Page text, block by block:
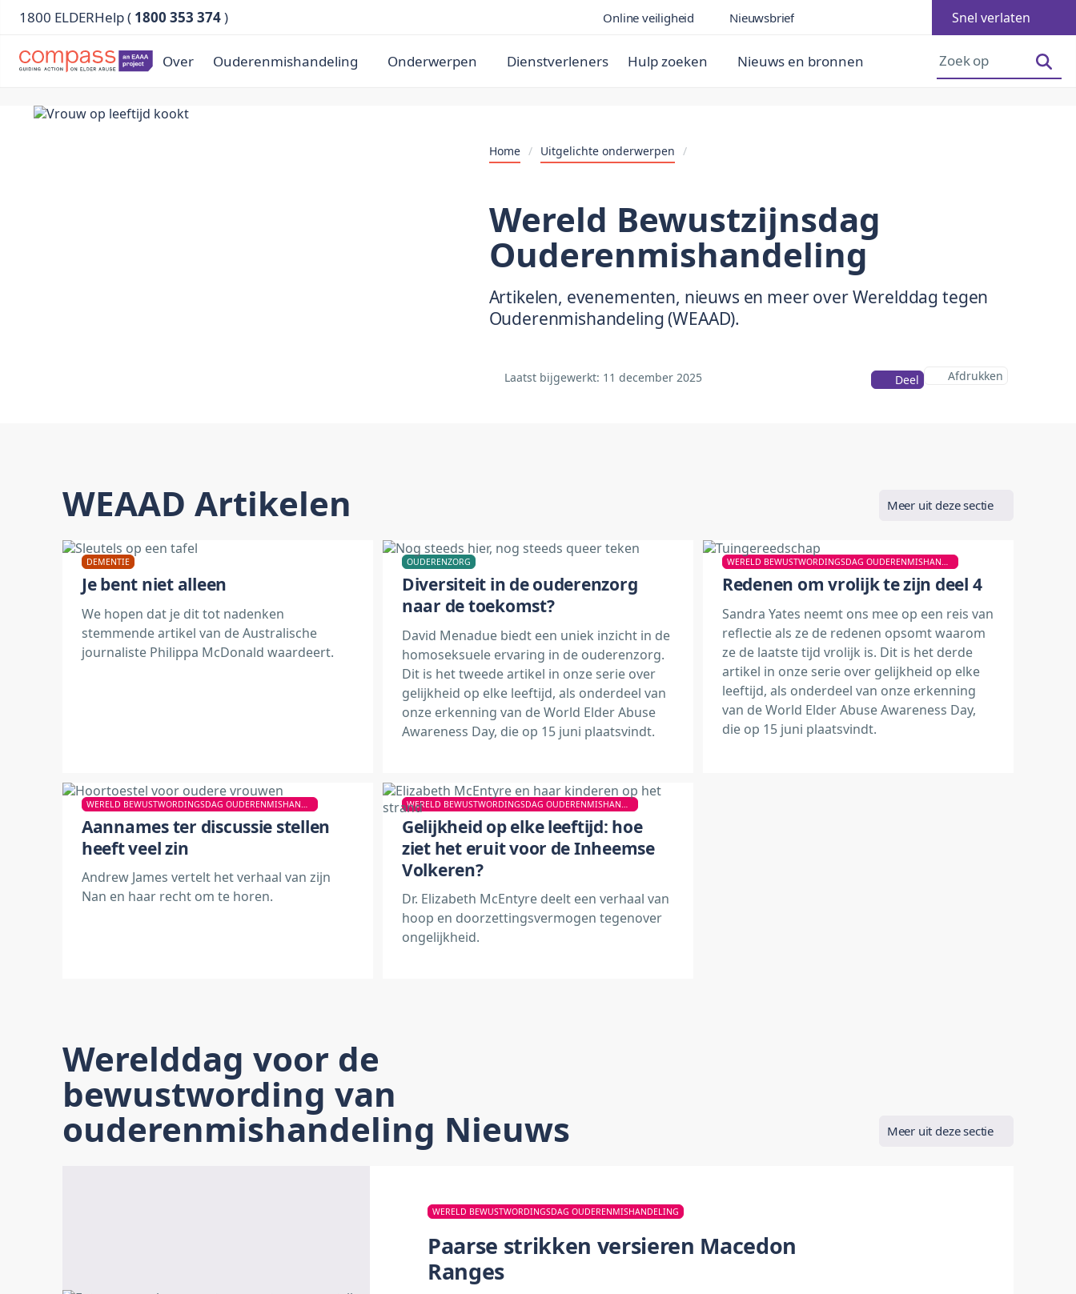
1800 ELDERHelp ( 1800 353 374) Online veiligheid Nieuwsbrief Snel verlaten
Over Ouderenmishandeling Onderwerpen Dienstverleners Hulp zoeken Nieuws en bronnen
Home / Uitgelichte onderwerpen /
Wereld Bewustzijnsdag
Ouderenmishandeling
Artikelen, evenementen, nieuws en meer over Werelddag tegen
Ouderenmishandeling (WEAAD).
Laatst bijgewerkt: 11 december 2025 Deel Afdrukken
WEAAD Artikelen Meer uit deze sectie
DEMENTIE
Je bent niet alleen
We hopen dat je dit tot nadenken
stemmende artikel van de Australische
journaliste Philippa McDonald waardeert.
OUDERENZORG
Diversiteit in de ouderenzorg
naar de toekomst?
David Menadue biedt een uniek inzicht in de
homoseksuele ervaring in de ouderenzorg.
Dit is het tweede artikel in onze serie over
gelijkheid op elke leeftijd, als onderdeel van
onze erkenning van de World Elder Abuse
Awareness Day, die op 15 juni plaatsvindt.
WERELD BEWUSTWORDINGSDAG OUDERENMISHANDELING
Redenen om vrolijk te zijn deel 4
Sandra Yates neemt ons mee op een reis van
reflectie als ze de redenen opsomt waarom
ze de laatste tijd vrolijk is. Dit is het derde
artikel in onze serie over gelijkheid op elke
leeftijd, als onderdeel van onze erkenning
van de World Elder Abuse Awareness Day,
die op 15 juni plaatsvindt.
Aannames ter discussie stellen
heeft veel zin
Andrew James vertelt het verhaal van zijn
Nan en haar recht om te horen.
Gelijkheid op elke leeftijd: hoe
ziet het eruit voor de Inheemse
Volkeren?
Dr. Elizabeth McEntyre deelt een verhaal van
hoop en doorzettingsvermogen tegenover
ongelijkheid.
Werelddag voor de
bewustwording van
ouderenmishandeling Nieuws Meer uit deze sectie
WERELD BEWUSTWORDINGSDAG OUDERENMISHANDELING
Paarse strikken versieren Macedon
Ranges